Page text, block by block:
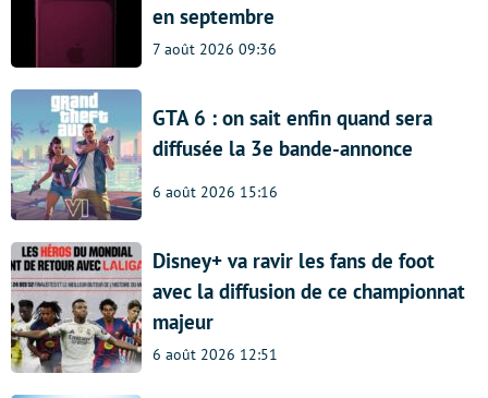
en septembre
7 août 2026 09:36
GTA 6 : on sait enfin quand sera
diffusée la 3e bande-annonce
6 août 2026 15:16
Disney+ va ravir les fans de foot
avec la diffusion de ce championnat
majeur
6 août 2026 12:51